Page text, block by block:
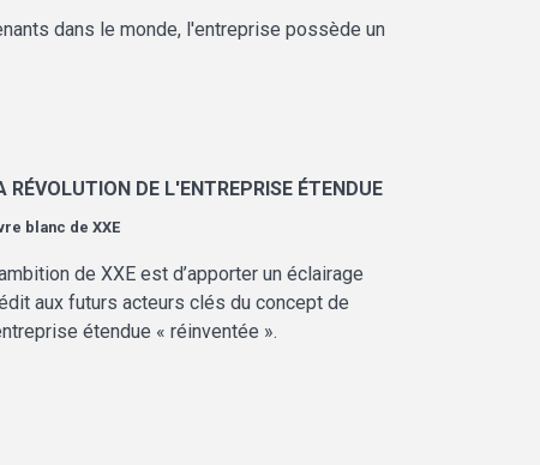
dans le monde, l'entreprise possède un
RÉVOLUTION DE L'ENTREPRISE ÉTENDUE
blanc de XXE
de XXE est d’apporter un éclairage
aux futurs acteurs clés du concept de
étendue « réinventée ».